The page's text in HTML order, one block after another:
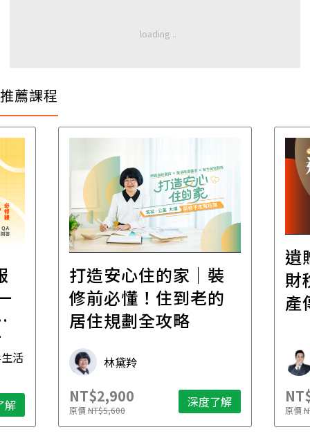
推薦課程
活
解
打造安心住的家｜裝
修前必懂！住到老的
居住規劃全攻略
林黛羚
NT$2,900
原價NT$5,600 深度了解
遺
財
產
原價